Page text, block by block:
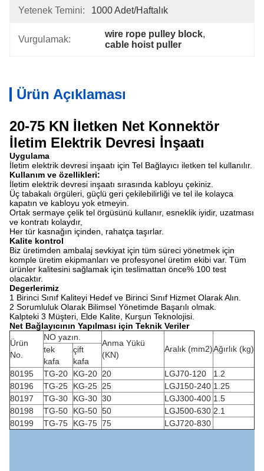
Yetenek Temini: 1000 Adet/haftalık
Vurgulamak:
wire rope pulley block,
cable hoist puller
Ürün Açıklaması
20-75 KN İletken Net Konnektör
İletim Elektrik Devresi İnşaatı
Uygulama
İletim elektrik devresi inşaatı için Tel Bağlayıcı iletken tel kullanılır.
Kullanım ve özellikleri:
İletim elektrik devresi inşaatı sırasında kabloyu çekiniz.
Üç tabakalı örgüleri, güçlü geri çekilebilirliği ve tel ile kolayca
kapatın ve kabloyu yok etmeyin.
Ortak sermaye çelik tel örgüsünü kullanır, esneklik iyidir, uzatması
ve kontratı kolaydır,
Her tür kasnağın içinden, rahatça taşırlar.
Kalite kontrol
Biz üretimden ambalaj sevkiyat için tüm süreci yönetmek için
komple üretim ekipmanları ve profesyonel üretim ekibi var. Tüm
ürünler kalitesini sağlamak için teslimattan önce% 100 test
olacaktır.
Degerlerimiz
1 Birinci Sınıf Kaliteyi Hedef ve Birinci Sınıf Hizmet Olarak Alın.
2 Sorumluluk Olarak Bilimsel Yönetimde Başarılı olmak.
Kalpteki 3 Müşteri, Elde Kalite, Kurşun Teknolojisi.
Net Bağlayıcının Yapılması için Teknik Veriler
Ürün
No.
NO yazın.
Anma Yükü
(KN)
Aralık (mm2)Ağırlık (kg)
tek
kafa
çift ​​
kafa
80195
TG-20 KG-20 20 LGJ70-120
1.2
80196
TG-25 KG-25 25 LGJ150-240 1.25
80197
TG-30 KG-30 30 LGJ300-400 1.5
80198
TG-50 KG-50 50 LGJ500-630 2.1
80199
TG-75 KG-75 75 LGJ720-830